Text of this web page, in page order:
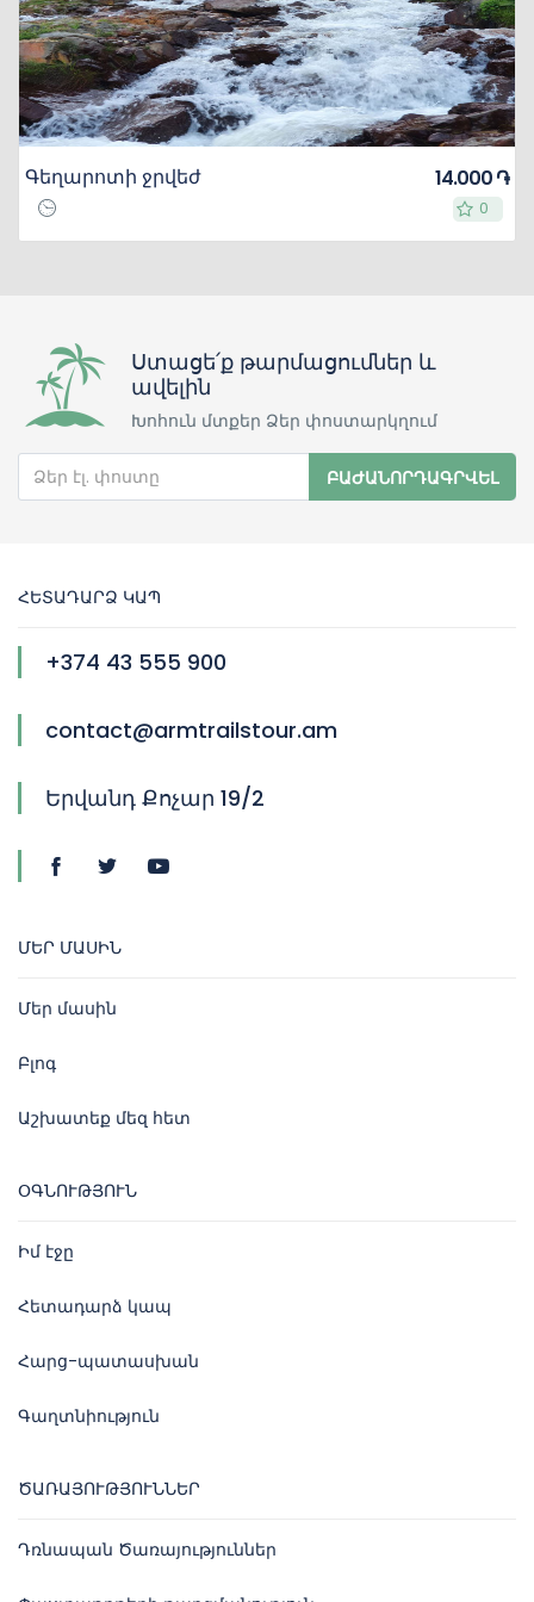
Գեղարոտի ջրվեժ
0
0
14.000 ֏
Ստացե՛ք թարմացումներ և
ավելին
Խոհուն մտքեր Ձեր փոստարկղում
ԲԱԺԱՆՈՐԴԱԳՐՎԵԼ
ՀԵՏԱԴԱՐՁ ԿԱՊ
+374 43 555 900
contact@armtrailstour.am
Երվանդ Քոչար 19/2
ՄԵՐ ՄԱՍԻՆ
Մեր մասին
Բլոգ
Աշխատեք մեզ հետ
ՕԳՆՈՒԹՅՈՒՆ
Իմ էջը
Հետադարձ կապ
Հարց-պատասխան
Գաղտնիություն
ԾԱՌԱՅՈՒԹՅՈՒՆՆԵՐ
Դռնապան Ծառայություններ